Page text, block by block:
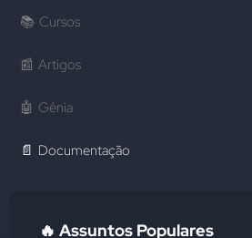
📚 Cursos
📰 Artigos
🤖 Gênia
📄 Documentação
🔥 Assuntos Populares